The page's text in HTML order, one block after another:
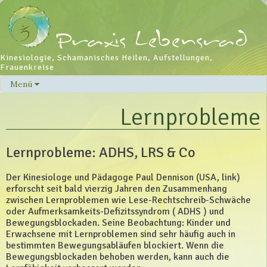
Kinesiologie, Schamanisches Heilen, Aufstellungen,
Frauenkreise
Menü
Skip
Lernprobleme
Lernprobleme: ADHS, LRS & Co
Der Kinesiologe und Pädagoge Paul Dennison (USA, link)
erforscht seit bald vierzig Jahren den Zusammenhang
zwischen Lernproblemen wie Lese-Rechtschreib-Schwäche
oder Aufmerksamkeits-Defizitssyndrom ( ADHS ) und
Bewegungsblockaden. Seine Beobachtung: Kinder und
Erwachsene mit Lernproblemen sind sehr häufig auch in
bestimmten Bewegungsabläufen blockiert. Wenn die
Bewegungsblockaden behoben werden, kann auch die